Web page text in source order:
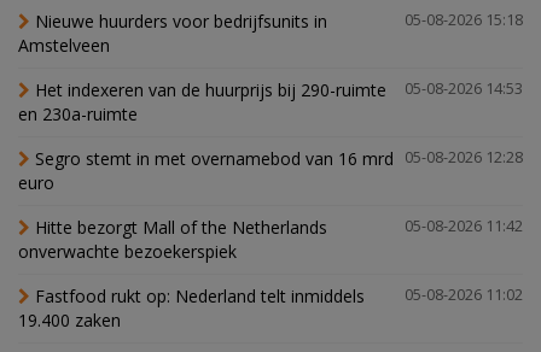
05-08-2026 15:18
Nieuwe huurders voor bedrijfsunits in
Amstelveen
05-08-2026 14:53
Het indexeren van de huurprijs bij 290-ruimte
en 230a-ruimte
05-08-2026 12:28
Segro stemt in met overnamebod van 16 mrd
euro
05-08-2026 11:42
Hitte bezorgt Mall of the Netherlands
onverwachte bezoekerspiek
05-08-2026 11:02
Fastfood rukt op: Nederland telt inmiddels
19.400 zaken